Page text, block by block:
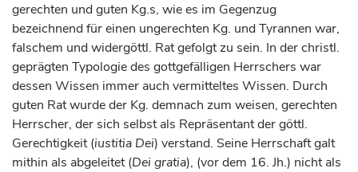
gerechten und guten Kg.s, wie es im Gegenzug
bezeichnend für einen ungerechten Kg. und Tyrannen war,
falschem und widergöttl. Rat gefolgt zu sein. In der christl.
geprägten Typologie des gottgefälligen Herrschers war
dessen Wissen immer auch vermitteltes Wissen. Durch
guten Rat wurde der Kg. demnach zum weisen, gerechten
Herrscher, der sich selbst als Repräsentant der göttl.
Gerechtigkeit (iustitia Dei) verstand. Seine Herrschaft galt
mithin als abgeleitet (Dei gratia), (vor dem 16. Jh.) nicht als